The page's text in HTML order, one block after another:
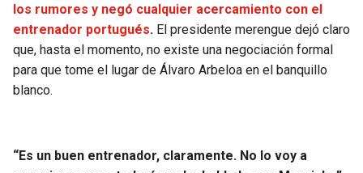
los rumores y negó cualquier acercamiento con el
entrenador portugués. El presidente merengue dejó claro
que, hasta el momento, no existe una negociación formal
para que tome el lugar de Álvaro Arbeloa en el banquillo
blanco.
“Es un buen entrenador, claramente. No lo voy a